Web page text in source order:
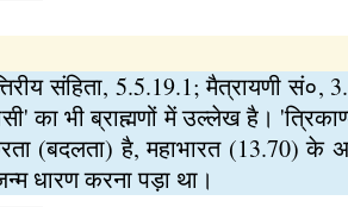
संहिता, 5.5.19.1; मैत्रायणी
का भी ब्राह्मणों में उल्लेख है।
(बदलता) है, महाभारत (13.70) के
धारण करना पड़ा था।